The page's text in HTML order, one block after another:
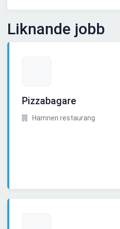
Liknande jobb
Pizzabagare
Hamnen restaurang